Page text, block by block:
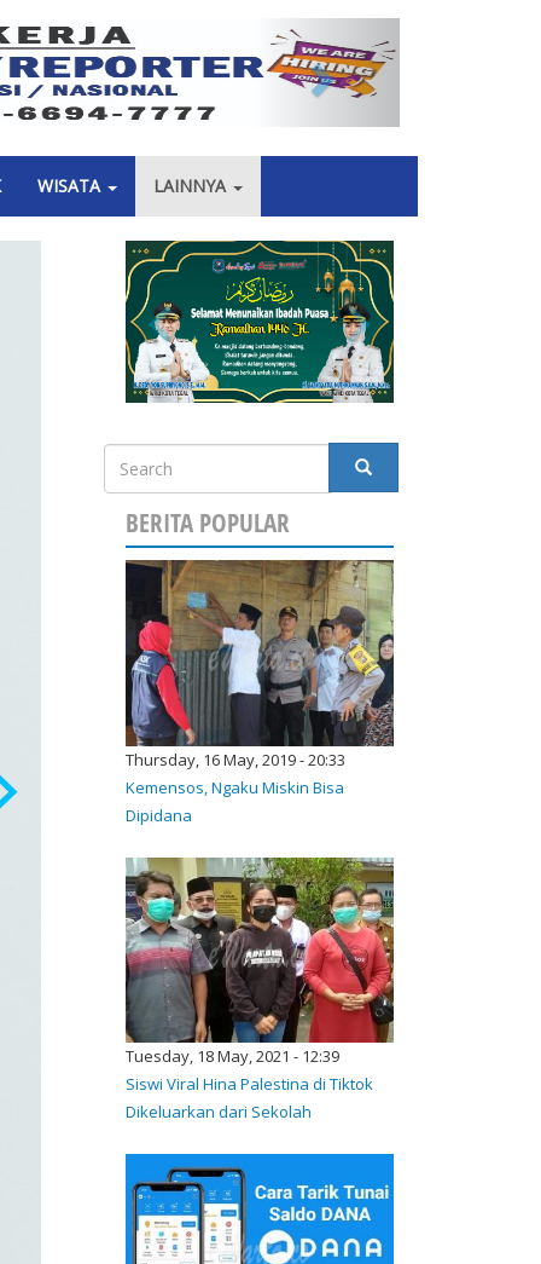
Next
WISATA LAINNYA
Search
SEARCH
BERITA POPULAR
Thursday, 16 May, 2019 - 20:33
Kemensos, Ngaku Miskin Bisa
Dipidana
Tuesday, 18 May, 2021 - 12:39
Siswi Viral Hina Palestina di Tiktok
Dikeluarkan dari Sekolah